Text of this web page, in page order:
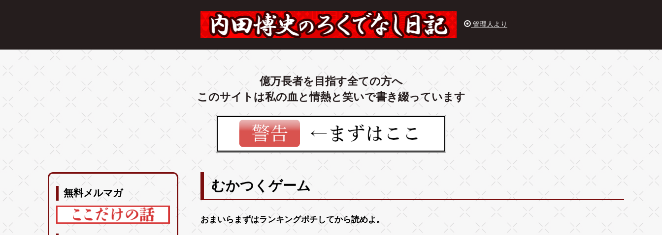
管理人より
億万長者を目指す全ての方へ
このサイトは私の血と情熱と笑いで書き綴っています
無料メルマガ
むかつくゲーム
おまいらまずはランキングポチしてから読めよ。